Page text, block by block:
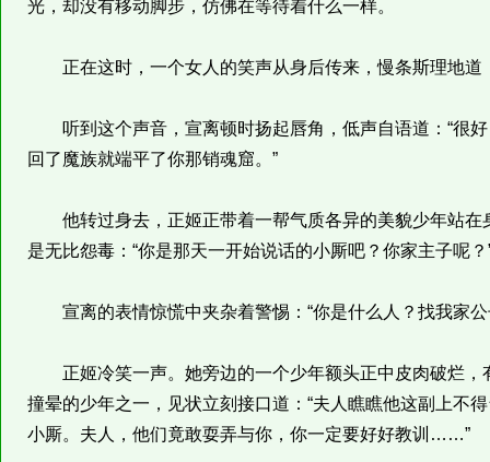
光，却没有移动脚步，仿佛在等待着什么一样。
正在这时，一个女人的笑声从身后传来，慢条斯理地道
听到这个声音，宣离顿时扬起唇角，低声自语道：“很好
回了魔族就端平了你那销魂窟。”
他转过身去，正姬正带着一帮气质各异的美貌少年站在
是无比怨毒：“你是那天一开始说话的小厮吧？你家主子呢？
宣离的表情惊慌中夹杂着警惕：“你是什么人？找我家公
正姬冷笑一声。她旁边的一个少年额头正中皮肉破烂，
撞晕的少年之一，见状立刻接口道：“夫人瞧瞧他这副上不
小厮。夫人，他们竟敢耍弄与你，你一定要好好教训……”